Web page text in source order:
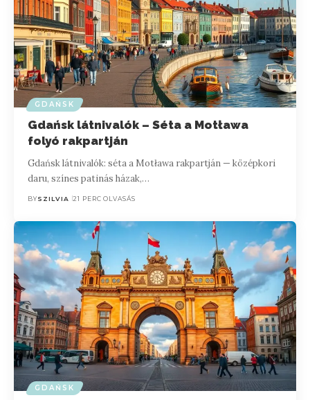
GDAŃSK
Gdańsk látnivalók – Séta a Motława
folyó rakpartján
Gdańsk látnivalók: séta a Motława rakpartján — középkori
daru, színes patinás házak,…
BYSZILVIA 21 PERC OLVASÁS
GDAŃSK